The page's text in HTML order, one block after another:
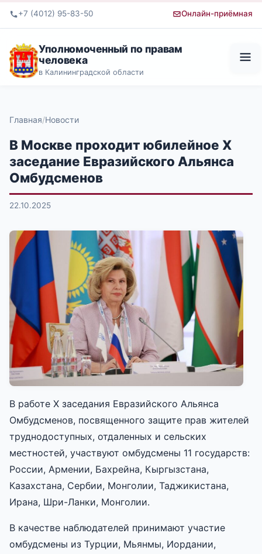
+7 (4012) 95-83-50 Онлайн-приёмная
Уполномоченный по правам
человека
в Калининградской области
Главная Новости
В Москве проходит юбилейное X
заседание Евразийского Альянса
Омбудсменов
22.10.2025
В работе X заседания Евразийского Альянса
Омбудсменов, посвященного защите прав жителей
труднодоступных, отдаленных и сельских
местностей, участвуют омбудсмены 11 государств:
России, Армении, Бахрейна, Кыргызстана,
Казахстана, Сербии, Монголии, Таджикистана,
Ирана, Шри-Ланки, Монголии.
В качестве наблюдателей принимают участие
омбудсмены из Турции, Мьянмы, Иордании,